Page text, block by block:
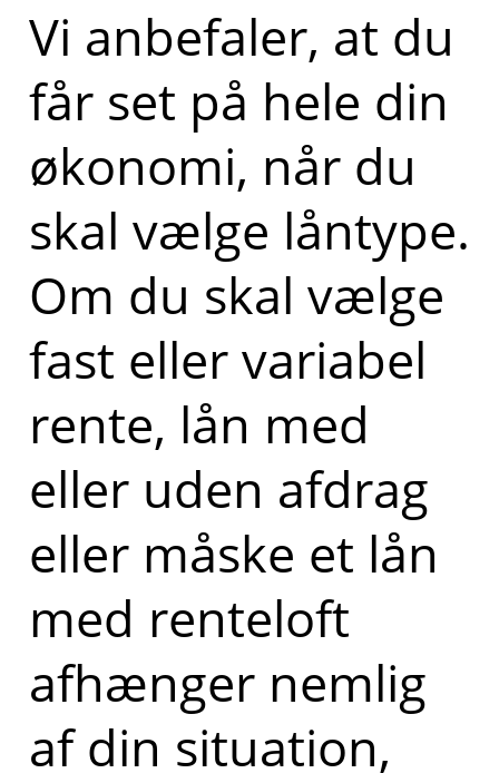
Vi anbefaler, at du
får set på hele din
økonomi, når du
skal vælge låntype.
Om du skal vælge
fast eller variabel
rente, lån med
eller uden afdrag
eller måske et lån
med renteloft
afhænger nemlig
af din situation,